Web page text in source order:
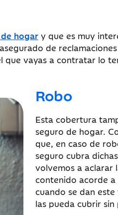
hogar y que es muy
de
que vayas a contratar lo
Robo
Esta cobertura
seguro de hogar.
que, en caso de
seguro cubra
volvemos a aclarar
contenido acorde a
cuando se dan
las pueda cubrir sin